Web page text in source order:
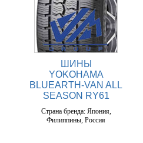
ШИНЫ
YOKOHAMA
BLUEARTH-VAN ALL
SEASON RY61
Страна бренда: Япония,
Филиппины, Россия